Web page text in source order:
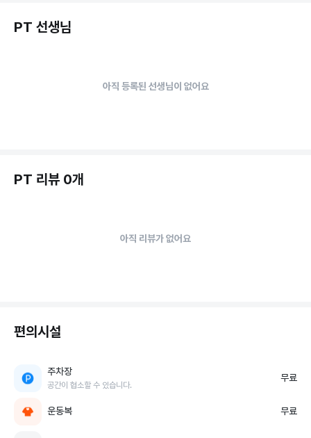
PT 선생님
아직 등록된 선생님이 없어요
PT 리뷰 0개
아직 리뷰가 없어요
편의시설
주차장
공간이 협소할 수 있습니다.
무료
운동복 무료